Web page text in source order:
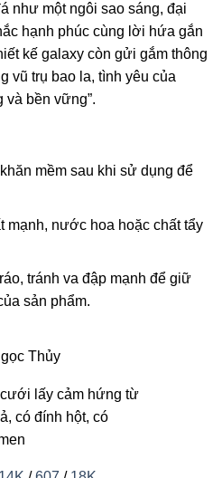
như một ngôi sao sáng, đại
hạnh phúc cùng lời hứa gắn
kế galaxy còn gửi gắm thông
vũ trụ bao la, tình yêu của
và bền vững”.
mềm sau khi sử dụng để
mạnh, nước hoa hoặc chất tẩy
tránh va đập mạnh để giữ
sản phẩm.
Thủy
lấy cảm hứng từ
có đính hột, có